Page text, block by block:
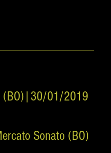
(BO)|30/01/2019
Sonato (BO)